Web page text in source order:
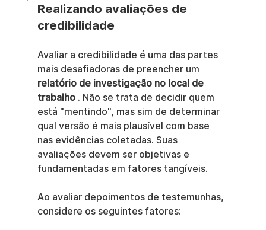
Realizando avaliações de
credibilidade
Avaliar a credibilidade é uma das partes
mais desafiadoras de preencher um
relatório de investigação no local de
trabalho . Não se trata de decidir quem
está "mentindo", mas sim de determinar
qual versão é mais plausível com base
nas evidências coletadas. Suas
avaliações devem ser objetivas e
fundamentadas em fatores tangíveis.
Ao avaliar depoimentos de testemunhas,
considere os seguintes fatores: